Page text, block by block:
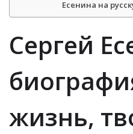
Есенина на
Сергей
жизнь,